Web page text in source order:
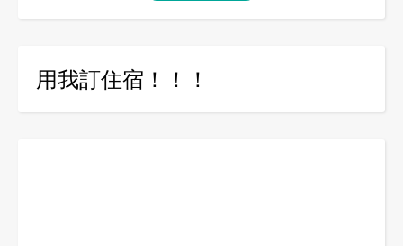
用我訂住宿！！！